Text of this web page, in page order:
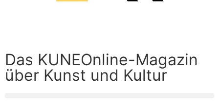
Das KUNEOnline-Magazin
über Kunst und Kultur